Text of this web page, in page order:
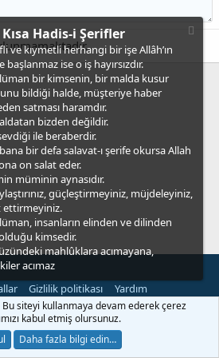
Gizlilik politikası
Yardım
® © 2010-2021 XenForo Ltd.
XenGenTr
Kısa Hadis-i Şerifler
ve kıymetli herhangi bir işe Allâh’ın
başlanmaz ise o iş hayırsızdır.
bir kimsenin, bir malda kusur
bildiği halde, müşteriye haber
satması haramdır.
bizden değildir.
ile beraberdir.
bir defa salavat-ı şerife okursa Allah
on salat eder.
müminin aynasıdır.
güçleştirmeyiniz, müjdeleyiniz,
ettirmeyiniz.
insanların elinden ve dilinden
kimsedir.
mahlûklara acımayana,
acımaz
Bu siteyi kullanmaya devam ederek çerez
kabul etmiş olursunuz.
Daha fazla bilgi edin…